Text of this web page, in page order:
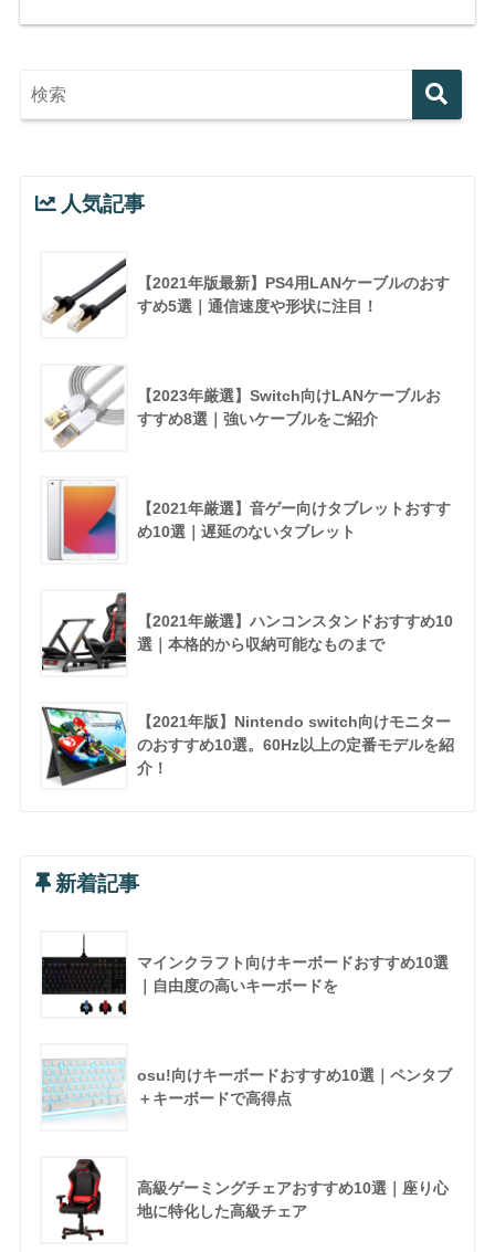
人気記事
【2021年版最新】PS4用LANケーブルのおす
すめ5選｜通信速度や形状に注目！
【2023年厳選】Switch向けLANケーブルお
すすめ8選｜強いケーブルをご紹介
【2021年厳選】音ゲー向けタブレットおすす
め10選｜遅延のないタブレット
【2021年厳選】ハンコンスタンドおすすめ10
選｜本格的から収納可能なものまで
【2021年版】Nintendo switch向けモニター
のおすすめ10選。60Hz以上の定番モデルを紹
介！
新着記事
マインクラフト向けキーボードおすすめ10選
｜自由度の高いキーボードを
osu!向けキーボードおすすめ10選｜ペンタブ
＋キーボードで高得点
高級ゲーミングチェアおすすめ10選｜座り心
地に特化した高級チェア